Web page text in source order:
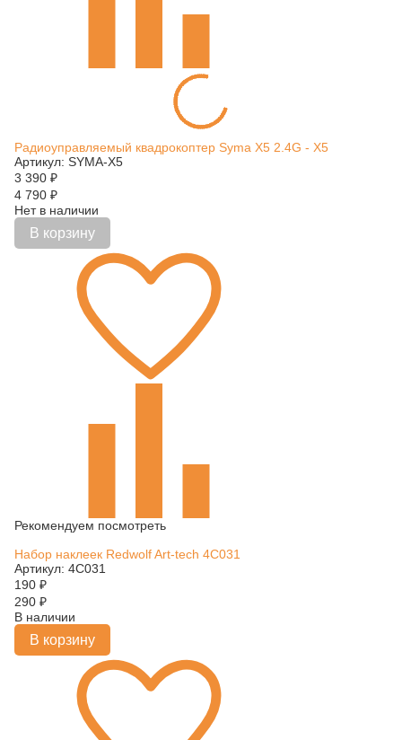
Радиоуправляемый квадрокоптер Syma X5 2.4G - Х5
Артикул: SYMA-X5
3 390 ₽
4 790 ₽
Нет в наличии
В корзину
Рекомендуем посмотреть
Набор наклеек Redwolf Art-tech 4C031
Артикул: 4C031
190 ₽
290 ₽
В наличии
В корзину